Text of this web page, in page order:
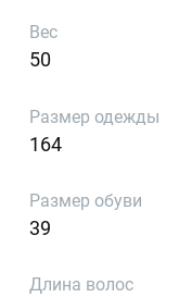
Вес
50
Размер одежды
164
Размер обуви
39
Длина волос